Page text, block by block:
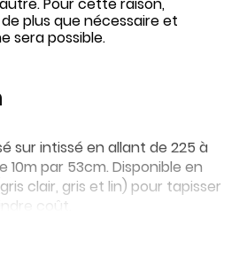
plus que nécessaire et
sera possible.
sur intissé en allant de 225 à
10m par 53cm. Disponible en
clair, gris et lin) pour tapisser
coût.